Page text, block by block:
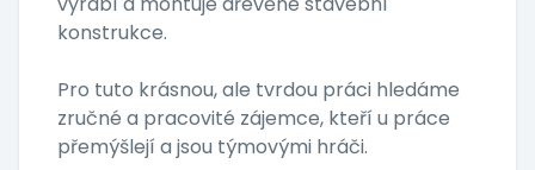
konstrukce.
Pro tuto krásnou, ale tvrdou práci hledáme
zručné a pracovité zájemce, kteří u práce
přemýšlejí a jsou týmovými hráči.